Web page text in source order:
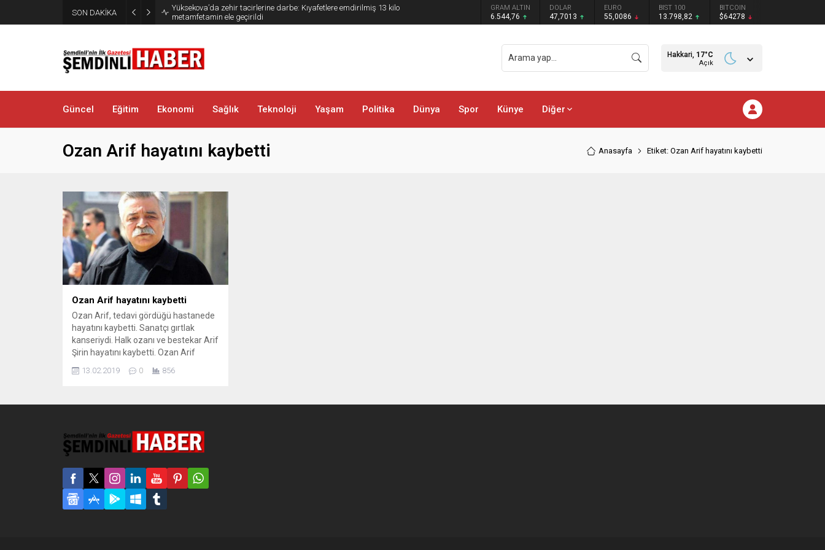
SON DAKİKA
Yüksekova’da zehir tacirlerine darbe: Kıyafetlere emdirilmiş 13 kilo
metamfetamin ele geçirildi
GRAM ALTIN
6.544,76
DOLAR
47,7013
EURO
55,0086
BIST 100
13.798,82
BITCOIN
$64278
Hakkari, 17°C
Açık
Güncel Eğitim Ekonomi Sağlık Teknoloji Yaşam Politika Dünya Spor Künye Diğer
Ozan Arif hayatını kaybetti Anasayfa Etiket: Ozan Arif hayatını kaybetti
Ozan Arif hayatını kaybetti
Ozan Arif, tedavi gördüğü hastanede
hayatını kaybetti. Sanatçı gırtlak
kanseriydi. Halk ozanı ve bestekar Arif
Şirin hayatını kaybetti. Ozan Arif
kanser tedavisi gördüğü belirtildi.
13.02.2019 0 856